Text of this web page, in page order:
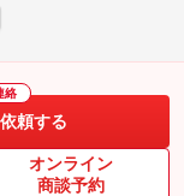
絡
頼する
オンライン
商談予約